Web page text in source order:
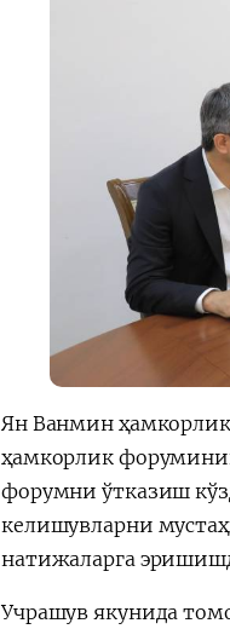
Ян Ванмин
ҳамкорлик
форумни ўтказиш
келишувларни
натижаларга
Учрашув якунида